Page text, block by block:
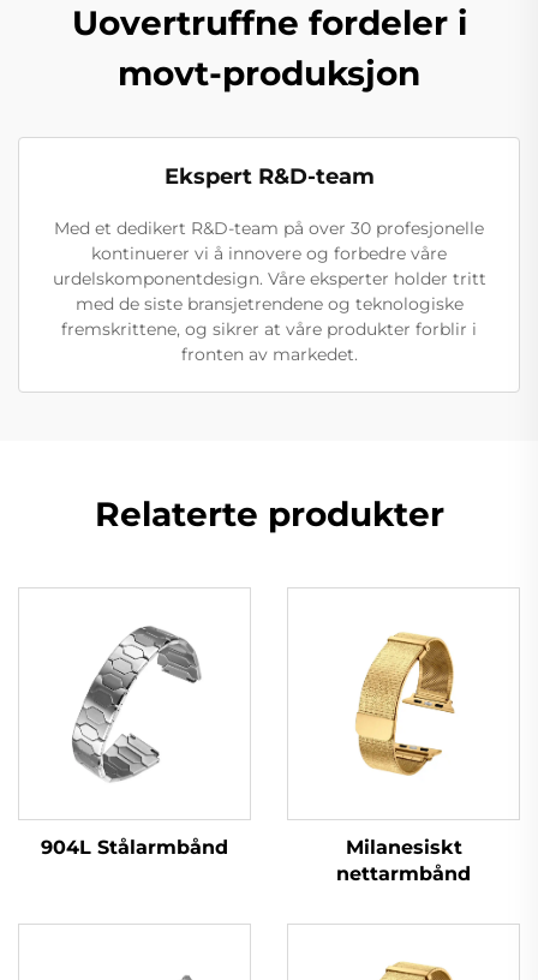
Uovertruffne fordeler i
movt-produksjon
Ekspert R&D-team
Med et dedikert R&D-team på over 30 profesjonelle
kontinuerer vi å innovere og forbedre våre
urdelskomponentdesign. Våre eksperter holder tritt
med de siste bransjetrendene og teknologiske
fremskrittene, og sikrer at våre produkter forblir i
fronten av markedet.
Relaterte produkter
904L Stålarmbånd
Milanesiskt
nettarmbånd